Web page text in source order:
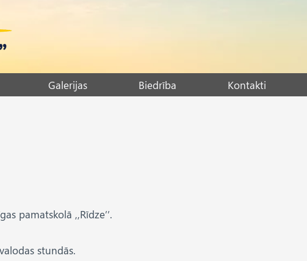
Galerijas Biedrība Kontakti
pamatskolā ,,Rīdze’’.
stundās.